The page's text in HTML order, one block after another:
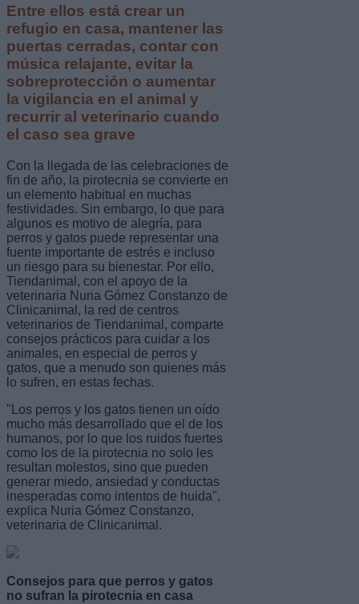
Entre ellos está crear un
refugio en casa, mantener las
puertas cerradas, contar con
música relajante, evitar la
sobreprotección o aumentar
la vigilancia en el animal y
recurrir al veterinario cuando
el caso sea grave
Con la llegada de las celebraciones de
fin de año, la pirotecnia se convierte en
un elemento habitual en muchas
festividades. Sin embargo, lo que para
algunos es motivo de alegría, para
perros y gatos puede representar una
fuente importante de estrés e incluso
un riesgo para su bienestar. Por ello,
Tiendanimal, con el apoyo de la
veterinaria Nuria Gómez Constanzo de
Clinicanimal, la red de centros
veterinarios de Tiendanimal, comparte
consejos prácticos para cuidar a los
animales, en especial de perros y
gatos, que a menudo son quienes más
lo sufren, en estas fechas.
"Los perros y los gatos tienen un oído
mucho más desarrollado que el de los
humanos, por lo que los ruidos fuertes
como los de la pirotecnia no solo les
resultan molestos, sino que pueden
generar miedo, ansiedad y conductas
inesperadas como intentos de huida",
explica Nuria Gómez Constanzo,
veterinaria de Clinicanimal.
Consejos para que perros y gatos
no sufran la pirotecnia en casa